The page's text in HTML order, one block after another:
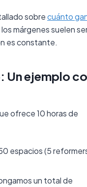
sobrecuánto
los márgenes suelen
es constante.
Un ejemplo
ofrece 10 horas de
espacios (5
un total de